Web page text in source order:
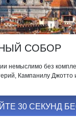
СОБОР
немыслимо без
Кампанилу Джотто
30 СЕКУНД